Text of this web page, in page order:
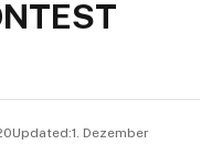
1. Dezember